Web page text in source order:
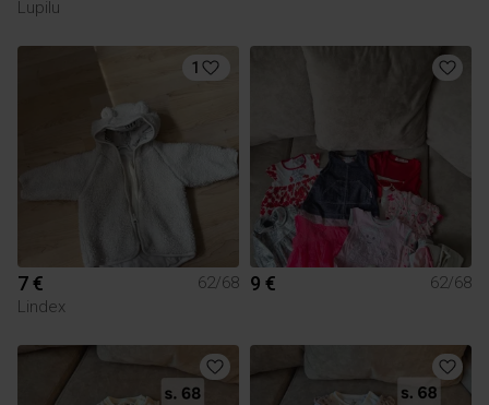
Lupilu
1
7 €
62/68
Lindex
9 € 62/68